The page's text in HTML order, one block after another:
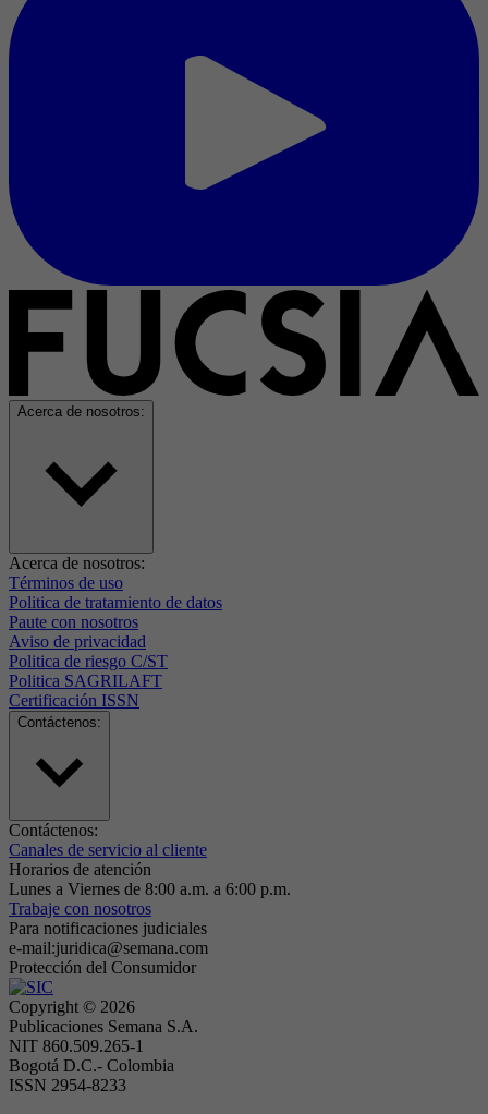
Acerca de nosotros:
Acerca de nosotros:
Términos de uso
Politica de tratamiento de datos
Paute con nosotros
Aviso de privacidad
Politica de riesgo C/ST
Politica SAGRILAFT
Certificación ISSN
Contáctenos:
Contáctenos:
Canales de servicio al cliente
Horarios de atención
Lunes a Viernes de 8:00 a.m. a 6:00 p.m.
Trabaje con nosotros
Para notificaciones judiciales
e-mail:juridica@semana.com
Protección del Consumidor
Copyright © 2026
Publicaciones Semana S.A.
NIT 860.509.265-1
Bogotá D.C.- Colombia
ISSN 2954-8233